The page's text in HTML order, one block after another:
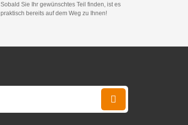
Sobald Sie Ihr gewünschtes Teil finden, ist es
praktisch bereits auf dem Weg zu Ihnen!